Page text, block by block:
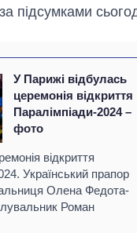
підсумками
У Парижі відбулась
церемонія відкриття
Паралімпіади-2024 –
фото
відкриття
Український прапор
Олена Федота-
Роман